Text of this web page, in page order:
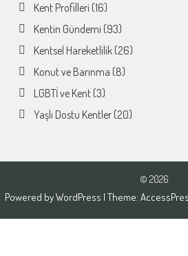
Kent Profilleri (16)
Kentin Gündemi (93)
Kentsel Hareketlilik(26)
Konut ve Barınma (8)
LGBTİ ve Kent(3)
Yaşlı Dostu Kentler(20)
© 2026
Powered byWordPress | Theme: